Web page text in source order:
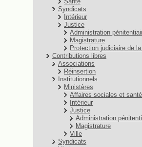
Syndicats
Intérieur
Justice
Administration
Magistrature
Protection judiciaire de
Contributions libres
Associations
Réinsertion
Institutionnels
Ministères
Affaires sociales et santé
Intérieur
Justice
Administration
Magistrature
Ville
Syndicats